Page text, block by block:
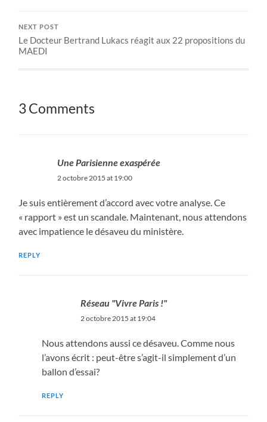
NEXT POST
Le Docteur Bertrand Lukacs réagit aux 22 propositions du
MAEDI
3 Comments
Une Parisienne exaspérée
2 octobre 2015 at 19:00
Je suis entièrement d’accord avec votre analyse. Ce
« rapport » est un scandale. Maintenant, nous attendons
avec impatience le désaveu du ministère.
REPLY
Réseau "Vivre Paris !"
2 octobre 2015 at 19:04
Nous attendons aussi ce désaveu. Comme nous
l’avons écrit : peut-être s’agit-il simplement d’un
ballon d’essai?
REPLY